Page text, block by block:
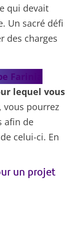
qui devait
Un sacré défi
des charges
Farinia
lequel vous
, vous pourrez
afin de
celui-ci. En
un projet